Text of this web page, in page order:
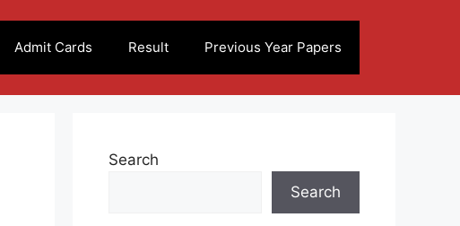
Admit Cards Result Previous Year Papers
Search
Search